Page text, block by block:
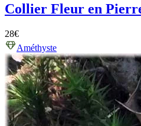
Collier Fleur en
28€
Améthyste